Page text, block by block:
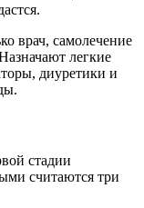
врач, самолечение
легкие
диуретики и
стадии
считаются три